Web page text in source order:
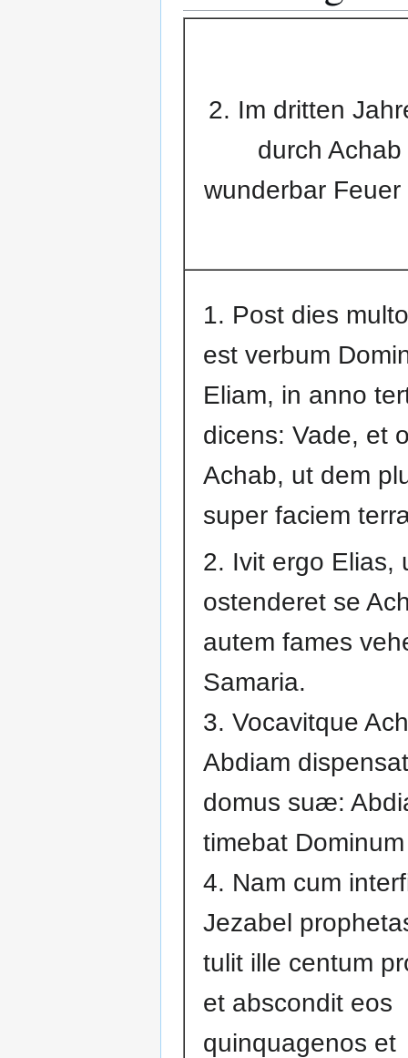
2. Im dritten
durch
wunderbar
1. Post dies
est verbum
Eliam, in anno
dicens: Vade, et
Achab, ut dem
super faciem
2. Ivit ergo Elias,
ostenderet se
autem fames
Samaria.
3. Vocavitque
Abdiam
domus suæ:
timebat
4. Nam cum
Jezabel
tulit ille centum
et abscondit eos
quinquagenos et